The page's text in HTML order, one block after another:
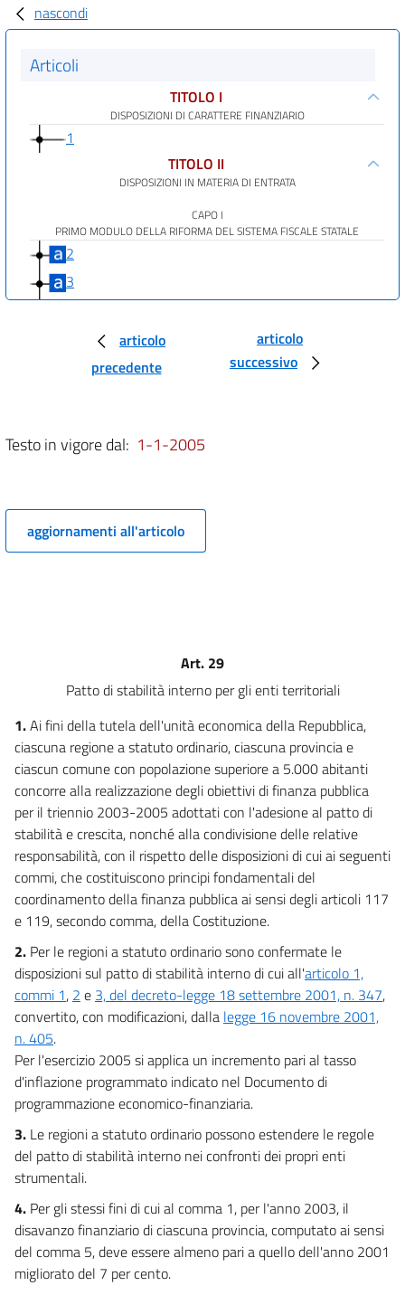
nascondi
Articoli
TITOLO I
DISPOSIZIONI DI CARATTERE FINANZIARIO
1
TITOLO II
DISPOSIZIONI IN MATERIA DI ENTRATA
CAPO I
PRIMO MODULO DELLA RIFORMA DEL SISTEMA FISCALE STATALE
2
3
7
8
10
15
16
16 bis
17
CAPO III
PROROGHE E ALTRE DISPOSIZIONI
18
19
20
21
22
TITOLO III
DISPOSIZIONI IN MATERIA DI SPESA
23
24
25
26
27
28
29
30
articolo
precedente
articolo
successivo
Testo in vigore dal: 1-1-2005
aggiornamenti all'articolo
Art. 29
Patto di stabilità interno per gli enti territoriali
1.Ai fini della tutela dell'unità economica della Repubblica,
ciascuna regione a statuto ordinario, ciascuna provincia e
ciascun comune con popolazione superiore a 5.000 abitanti
concorre alla realizzazione degli obiettivi di finanza pubblica
per il triennio 2003-2005 adottati con l'adesione al patto di
stabilità e crescita, nonché alla condivisione delle relative
responsabilità, con il rispetto delle disposizioni di cui ai seguenti
commi, che costituiscono principi fondamentali del
coordinamento della finanza pubblica ai sensi degli articoli 117
e 119, secondo comma, della Costituzione.
2. Per le regioni a statuto ordinario sono confermate le
disposizioni sul patto di stabilità interno di cui all'articolo 1,
commi 1, 2 e 3, del decreto-legge 18 settembre 2001, n. 347,
convertito, con modificazioni, dalla legge 16 novembre 2001,
n. 405.
Per l'esercizio 2005 si applica un incremento pari al tasso
d'inflazione programmato indicato nel Documento di
programmazione economico-finanziaria.
3. Le regioni a statuto ordinario possono estendere le regole
del patto di stabilità interno nei confronti dei propri enti
strumentali.
4. Per gli stessi fini di cui al comma 1, per l'anno 2003, il
disavanzo finanziario di ciascuna provincia, computato ai sensi
del comma 5, deve essere almeno pari a quello dell'anno 2001
migliorato del 7 per cento.